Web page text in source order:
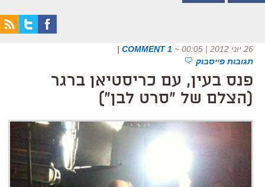
26 יוני 2012 | 00:05 ~
1 COMMENT
|
תגובות פייסבוק
פנס בעין, עם כריסטיאן ברגר
(הצלם של "סרט לבן")